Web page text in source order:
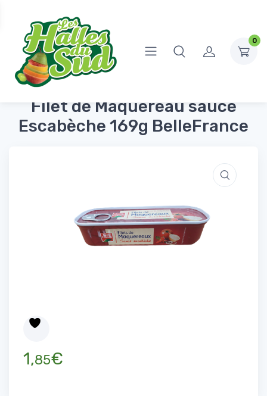
0
Accueil Conserves et Bocaux
Filet de Maquereau sauce Escabèche 169g BelleFrance
Filet de Maquereau sauce
Escabèche 169g BelleFrance
1,85€